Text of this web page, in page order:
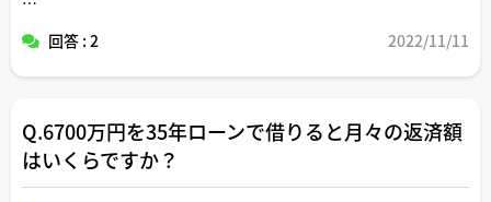
ど）についてもご解説いただけるとありがたいです。よろ
回答 : 2 2022/11/11
Q.6700万円を35年ローンで借りると月々の返済額
はいくらですか？